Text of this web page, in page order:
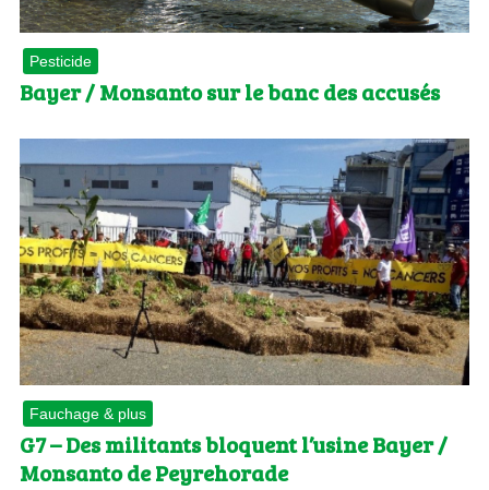
Pesticide
Bayer / Monsanto sur le banc des accusés
Fauchage & plus
G7 – Des militants bloquent l’usine Bayer /
Monsanto de Peyrehorade